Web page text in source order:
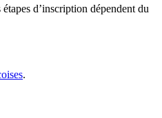
d’inscription dépendent du
.